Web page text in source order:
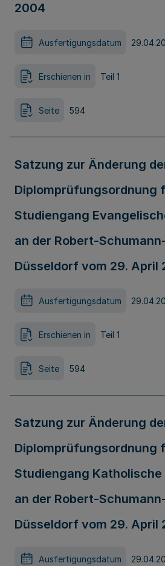
2004
Ausfertigungsdatum
Erschienen in Teil 1
Seite 594
Satzung zur Änderung
Diplomprüfungsordnung
Studiengang
an der Robert-
Düsseldorf vom 29. April
Ausfertigungsdatum
Erschienen in Teil 1
Seite 594
Satzung zur Änderung
Diplomprüfungsordnung
Studiengang
an der Robert-
Düsseldorf vom 29. April
Ausfertigungsdatum